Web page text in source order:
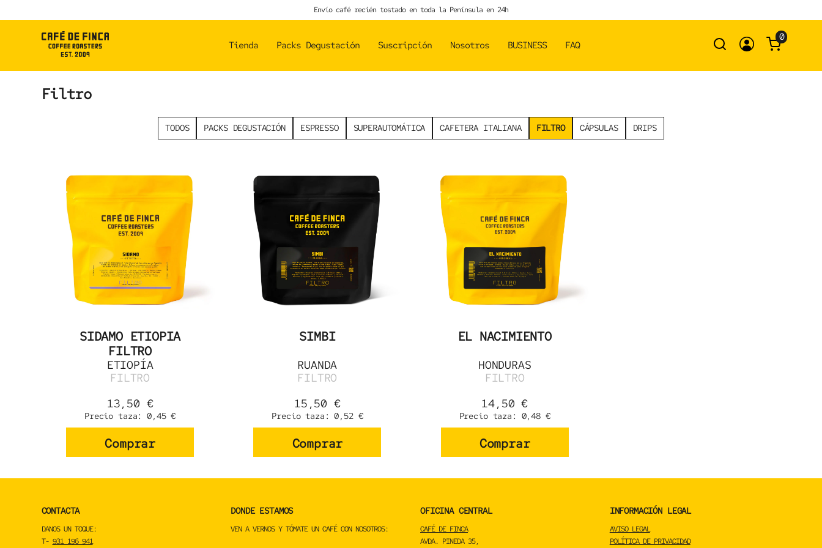
to
Envío café recién tostado en toda la Península en 24h
Tienda Packs Degustación Suscripción Nosotros BUSINESS FAQ
0
Filtro
TODOS PACKS DEGUSTACIÓN ESPRESSO SUPERAUTOMÁTICA CAFETERA ITALIANA FILTRO CÁPSULAS DRIPS
SIDAMO ETIOPIA
FILTRO
ETIOPÍA
FILTRO
13,50 €
Precio taza:0,45€
Comprar
SIMBI
RUANDA
FILTRO
15,50 €
Precio taza:0,52 €
Comprar
EL NACIMIENTO
HONDURAS
FILTRO
14,50€
Precio taza: 0,48 €
Comprar
CONTACTA
DANOS UN TOQUE:
T- 931 196 941
DONDE ESTAMOS
VEN A VERNOS Y TÓMATE UN CAFÉ CON NOSOTROS:
OFICINA CENTRAL
CAFÉ DE FINCA
AVDA. PINEDA 35,
INFORMACIÓN LEGAL
AVISO LEGAL
POLÍTICA DE PRIVACIDAD